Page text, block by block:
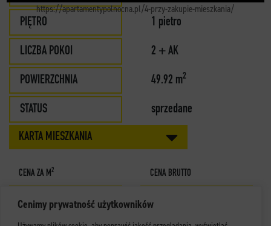
Cenimy prywatność użytkowników
PIĘTRO 1 pietro
LICZBA POKOI 2 + AK
POWIERZCHNIA 49.92 m2
STATUS sprzedane
KARTA MIESZKANIA
CENA ZA M2 CENA BRUTTO
https://apartamentypolnocna.pl/4-przy-zakupie-mieszkania/